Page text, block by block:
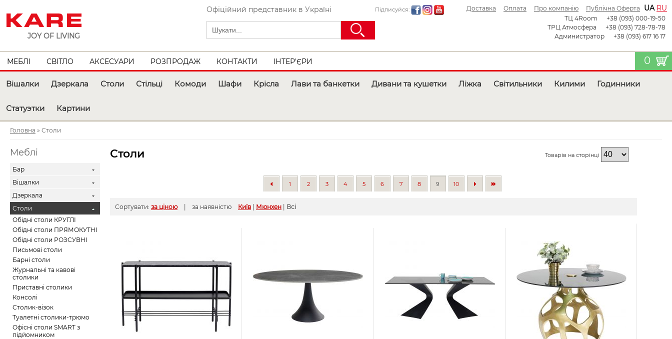
JOY OF LIVING
Підписуйся:
Офіційний представник в Україні Доставка Оплата Про компанію Публічна Оферта UA RU
ТЦ 4Room
+38 (093) 000-19-50
ТРЦ Атмосфера
+38 (093) 728-78-78
Администратор
+38 (093) 617 16 17
МЕБЛІ СВІТЛО АКСЕСУАРИ РОЗПРОДАЖ КОНТАКТИ ІНТЕР'ЄРИ 0
Вішалки Дзеркала Столи Стільці Комоди Шафи Крісла Лави та банкетки Дивани та кушетки Ліжка Світильники Килими Годинники
Статуэтки Картини
Головна » Столи
Меблі
Бар
Вішалки
Дзеркала
Столи
Обідні столи КРУГЛІ
Обідні столи ПРЯМОКУТНІ
Обідні столи РОЗСУВНІ
Письмові столи
Барні столи
Журнальні та кавові
столики
Приставні столики
Консолі
Столик-візок
Туалетні столики-трюмо
Офісні столи SMART з
підйомником
Столи Товарів на сторінці
1 2 3 4 5 6 7 8 9 10
Сортувати: за ціною | за наявністю Київ Мюнхен Всі